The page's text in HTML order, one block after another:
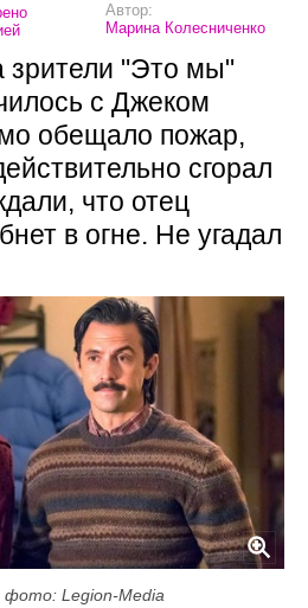
Автор:
Марина Колесниченко
зрители "Это мы"
с Джеком
обещало пожар,
сгорал
что отец
в огне. Не угадал
фото: Legion-Media